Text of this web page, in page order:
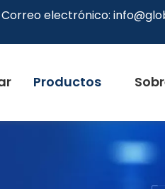
electrónico:
Productos